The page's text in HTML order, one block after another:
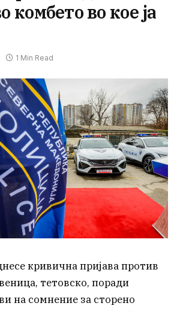
комбето во кое ја
1 Min Read
кривична пријава против
тетовско, поради
на сомнение за сторено